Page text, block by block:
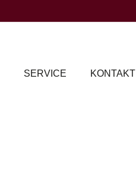
SERVICE KONTAKT